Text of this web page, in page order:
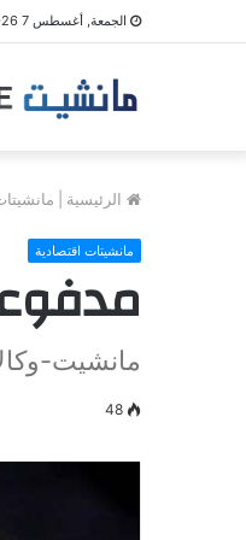
الجمعة, أغسطس 7 2026
الرئيسية
مانشيتات اقتصادية
مدفوعا
مانشيت-
48